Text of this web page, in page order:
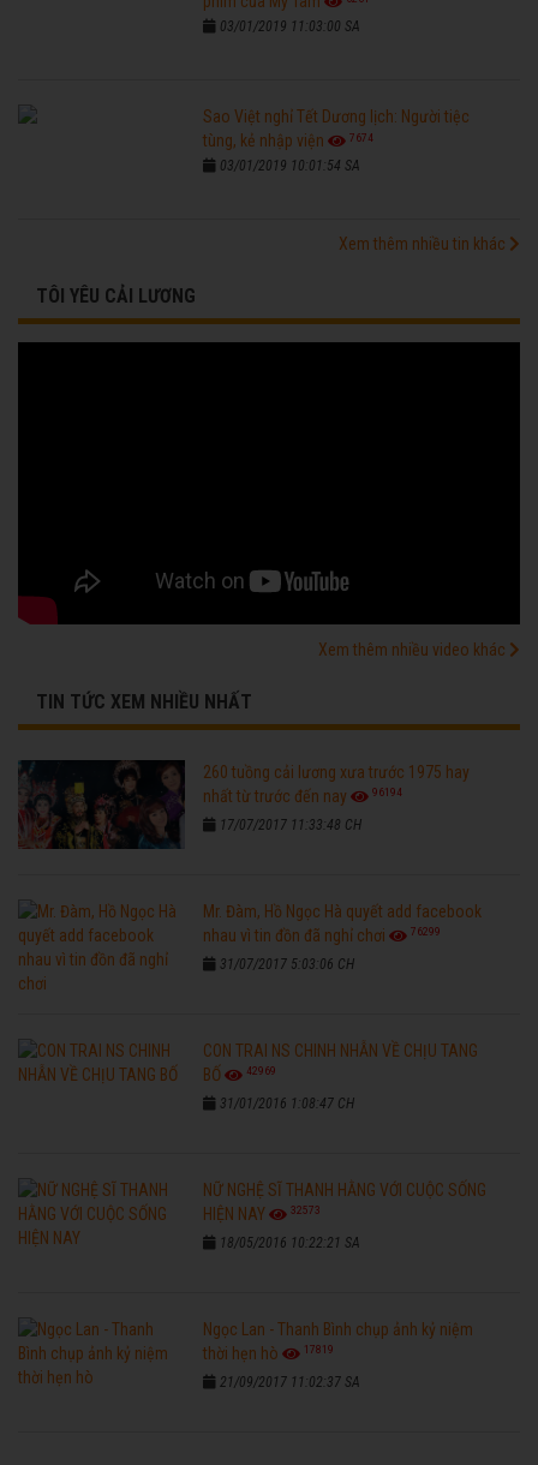
03/01/2019 11:03:00 SA
Sao Việt nghỉ Tết Dương lịch: Người tiệc
tùng, kẻ nhập viện
7674
03/01/2019 10:01:54 SA
Xem thêm nhiều tin khác
TÔI YÊU CẢI LƯƠNG
Xem thêm nhiều video khác
TIN TỨC XEM NHIỀU NHẤT
260 tuồng cải lương xưa trước 1975 hay
nhất từ trước đến nay
96194
17/07/2017 11:33:48 CH
Mr. Đàm, Hồ Ngọc Hà quyết add facebook
nhau vì tin đồn đã nghỉ chơi
76299
31/07/2017 5:03:06 CH
CON TRAI NS CHINH NHẪN VỀ CHỊU TANG
BỐ
42969
31/01/2016 1:08:47 CH
NỮ NGHỆ SĨ THANH HẰNG VỚI CUỘC SỐNG
HIỆN NAY
32573
18/05/2016 10:22:21 SA
Ngọc Lan - Thanh Bình chụp ảnh kỷ niệm
thời hẹn hò
17819
21/09/2017 11:02:37 SA